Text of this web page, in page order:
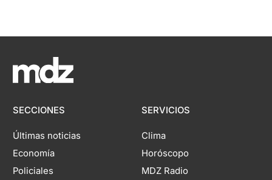
SECCIONES
Últimas noticias
Economía
Policiales
SERVICIOS
Clima
Horóscopo
MDZ Radio